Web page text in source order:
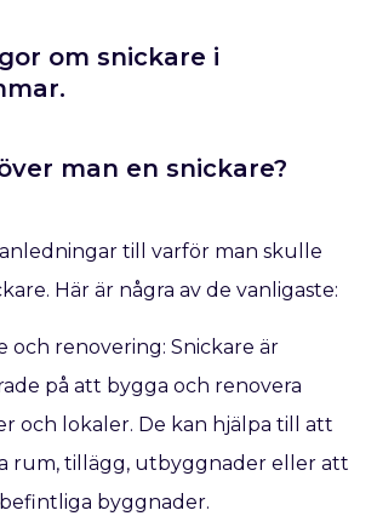
om snickare i
man en snickare?
till varför man skulle
Här är några av de vanligaste:
och renovering: Snickare är
på att bygga och renovera
och lokaler. De kan hjälpa till att
rum, tillägg, utbyggnader eller att
byggnader.